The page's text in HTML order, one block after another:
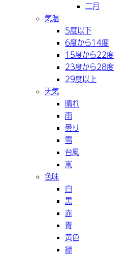
二月
気温
5度以下
6度から14度
15度から22度
23度から28度
29度以上
天気
晴れ
雨
曇り
雪
台風
嵐
色味
白
黒
赤
青
黄色
緑